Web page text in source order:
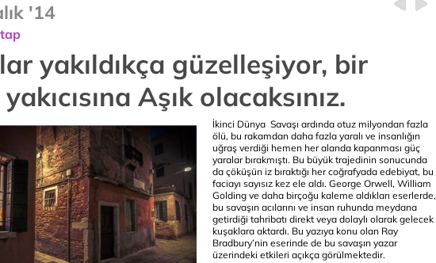
'14
yakıldıkça güzelleşiyor, bir
Aşık olacaksınız.
İkinci Dünya Savaşı ardında otuz milyondan fazla
ölü, bu rakamdan daha fazla yaralı ve insanlığın
uğraş verdiği hemen her alanda kapanması güç
yaralar bırakmıştı. Bu büyük trajedinin sonucunda
da çöküşün iz bıraktığı her coğrafyada edebiyat, bu
faciayı sayısız kez ele aldı. George Orwell, William
Golding ve daha birçoğu kaleme aldıkları eserlerde,
bu savaşın acılarını ve insan ruhunda meydana
getirdiği tahribatı direkt veya dolaylı olarak gelecek
kuşaklara aktardı. Bu yazıya konu olan Ray
Bradbury’nin eserinde de bu savaşın yazar
üzerindeki etkileri açıkça görülmektedir.